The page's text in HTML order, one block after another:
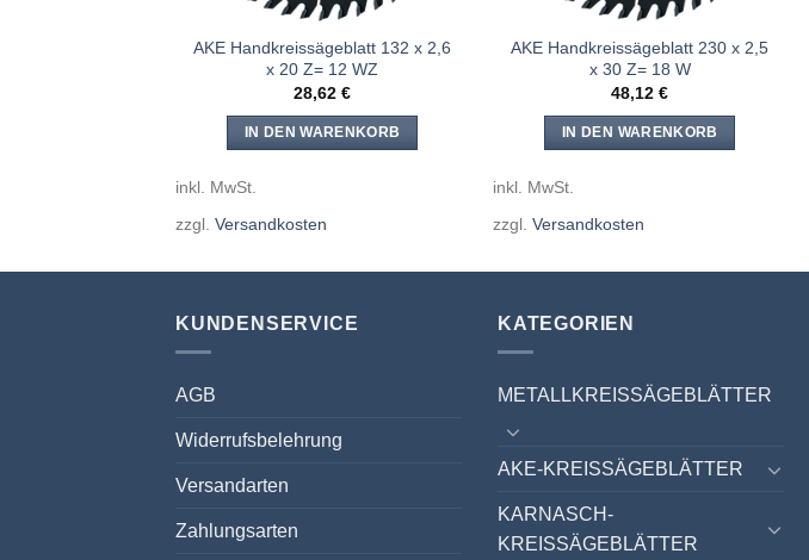
AKE Handkreissägeblatt 132 x 2,6
x 20 Z= 12 WZ
28,62€
IN DEN WARENKORB
inkl. MwSt.
zzgl. Versandkosten
AKE Handkreissägeblatt 230 x 2,5
x 30 Z= 18 W
48,12€
IN DEN WARENKORB
inkl. MwSt.
zzgl.Versandkosten
KUNDENSERVICE
AGB
Widerrufsbelehrung
Versandarten
Zahlungsarten
KATEGORIEN
METALLKREISSÄGEBLÄTTER
AKE-KREISSÄGEBLÄTTER
KARNASCH-
KREISSÄGEBLÄTTER